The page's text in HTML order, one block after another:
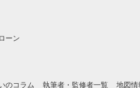
ーン
のコラム 執筆者・監修者一覧 地図情